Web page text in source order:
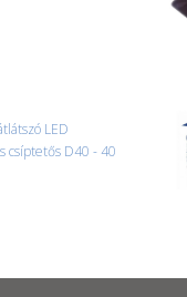
LED
csíptetős D40 - 40